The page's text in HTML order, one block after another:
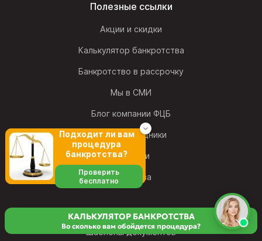
Полезные ссылки
Акции и скидки
Калькулятор банкротства
Банкротство в рассрочку
Мы в СМИ
Блог компании ФЦБ
Наши сотрудники
Вакансии
Франшиза
Шаблоны документов
КАЛЬКУЛЯТОР БАНКРОТСТВА
Во сколько вам обойдется процедура?
Подходит ли вам
процедура
банкротства?
Проверить
бесплатно